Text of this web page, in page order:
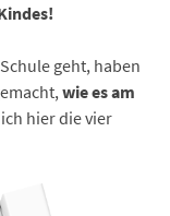
geht, haben
wie es am
hier die vier